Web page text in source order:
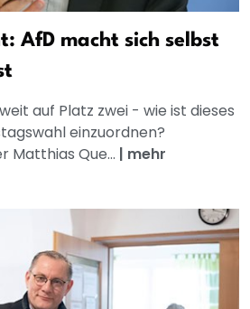
AfD macht sich selbst
auf Platz zwei - wie ist dieses
einzuordnen?
Matthias Que... | mehr